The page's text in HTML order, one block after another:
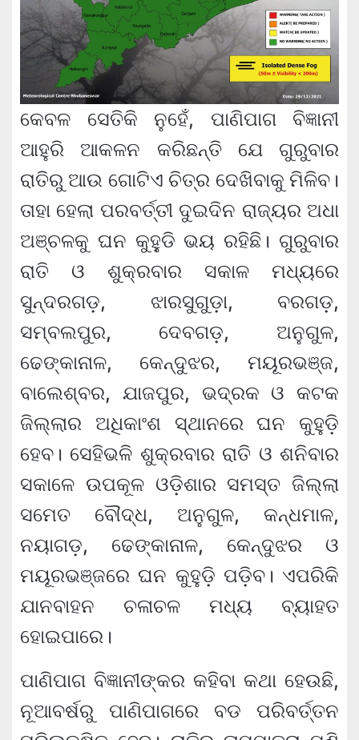
କେବଳ ସେତିକି ନୁହେଁ, ପାଣିପାଗ ବିଜ୍ଞାନୀ
ଆହୁରି ଆକଳନ କରିଛନ୍ତି ଯେ ଗୁରୁବାର
ରାତିରୁ ଆଉ ଗୋଟିଏ ଚିତ୍ର ଦେଖିବାକୁ ମିଳିବ।
ତାହା ହେଲା ପରବର୍ତ୍ତୀ ଦୁଇଦିନ ରାଜ୍ୟର ଅଧା
ଅଞ୍ଚଳକୁ ଘନ କୁହୁ଼ଡି ଭୟ ରହିଛି। ଗୁରୁବାର
ରାତି ଓ ଶୁକ୍ରବାର ସକାଳ ମଧ୍ୟରେ
ସୁନ୍ଦରଗଡ଼, ଝାରସୁଗୁଡ଼ା, ବରଗଡ଼,
ସମ୍ବଲପୁର, ଦେବଗଡ଼, ଅନୁଗୁଳ,
ଢେଙ୍କାନାଳ, କେନ୍ଦୁଝର, ମୟୂରଭଞ୍ଜ,
ବାଲେଶ୍ବର, ଯାଜପୁର, ଭଦ୍ରକ ଓ କଟକ
ଜିଲ୍ଲାର ଅଧିକାଂଶ ସ୍ଥାନରେ ଘନ କୁହୁଡ଼ି
ହେବ। ସେହିଭଳି ଶୁକ୍ରବାର ରାତି ଓ ଶନିବାର
ସକାଳେ ଉପକୂଳ ଓଡ଼ିଶାର ସମସ୍ତ ଜିଲ୍ଲା
ସମେତ ବୌଦ୍ଧ, ଅନୁଗୁଳ, କନ୍ଧମାଳ,
ନୟାଗଡ଼, ଢେଙ୍କାନାଳ, କେନ୍ଦୁଝର ଓ
ମୟୂରଭଞ୍ଜରେ ଘନ କୁହୁଡ଼ି ପଡ଼ିବ। ଏପରିକି
ଯାନବାହନ ଚଳାଚଳ ମଧ୍ୟ ବ୍ୟାହତ
ହୋଇପାରେ।
ପାଣିପାଗ ବିଜ୍ଞାନୀଙ୍କର କହିବା କଥା ହେଉଛି,
ନୂଆବର୍ଷରୁ ପାଣିପାଗରେ ବଡ ପରିବର୍ତ୍ତନ